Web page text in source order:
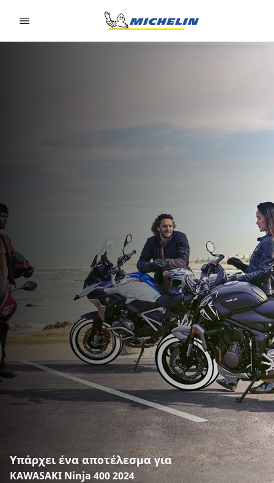
Υπάρχει ένα αποτέλεσμα για
KAWASAKI Ninja 400 2024